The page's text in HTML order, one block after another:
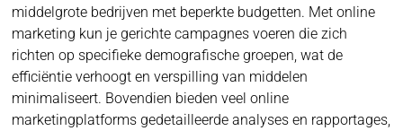
middelgrote bedrijven met beperkte budgetten. Met online
marketing kun je gerichte campagnes voeren die zich
richten op specifieke demografische groepen, wat de
efficiëntie verhoogt en verspilling van middelen
minimaliseert. Bovendien bieden veel online
marketingplatforms gedetailleerde analyses en rapportages,